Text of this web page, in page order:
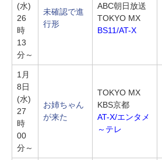
(水)
26
時
13
分～
未確認で進
行形
ABC朝日放送
TOKYO MX
BS11/AT-X
1月
8日
(水)
27
時
00
分～
お姉ちゃん
が来た
TOKYO MX
KBS京都
AT-X/エンタメ
～テレ